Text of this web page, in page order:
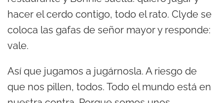
hacer el cerdo contigo, todo el rato. Clyde se
coloca las gafas de señor mayor y responde:
vale.
Así que jugamos a jugárnosla. A riesgo de
que nos pillen, todos. Todo el mundo está en